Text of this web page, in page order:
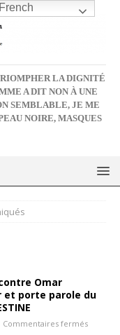
LA DIGNITÉ
A DIT NON À UNE
SEMBLABLE, JE ME
NOIRE, MASQUES
Omar
et porte parole du
Commentaires fermés
French